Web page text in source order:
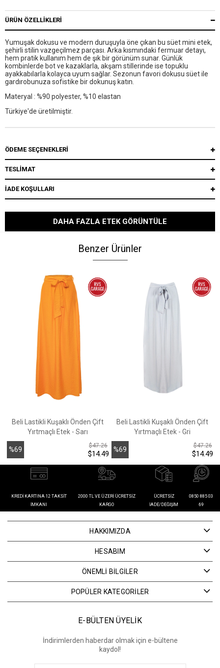
ÜRÜN ÖZELLIKLERI
Yumuşak dokusu ve modern duruşuyla öne çıkan bu süet mini etek,
şehirli stilin vazgeçilmez parçası. Arka kısmındaki fermuar detayı,
hem pratik kullanım hem de şık bir görünüm sunar. Günlük
kombinlerde bot ve kazaklarla, akşam stillerinde ise topuklu
ayakkabılarla kolayca uyum sağlar. Sezonun favori dokusu süet ile
gardırobunuza sofistike bir dokunuş katın.
Materyal : %90 polyester, %10 elastan
Türkiye'de üretilmiştir.
ÖDEME SEÇENEKLERI
TESLİMAT
İADE KOŞULLARI
DAHA FAZLA ETEK GÖRÜNTÜLE
Benzer Ürünler
Beli Lastikli Kuşaklı Önden Çift
Yırtmaçlı Etek - Sarı
%69
İndirim
$14.49
$47.26
Beli Lastikli Kuşaklı Önden Çift
Yırtmaçlı Etek - Gri
%69
İndirim
$14.49
$47.26
KREDI KARTINA 12 TAKSIT
İMKANI
2000 TL VE ÜZERI ÜCRETSIZ
KARGO
ÜCRETSIZ
İADE/DEĞIŞIM
0850 885 03
69
HAKKIMIZDA
HESABIM
ÖNEMLİ BİLGİLER
POPÜLER KATEGORİLER
E-BÜLTEN ÜYELİK
İndirimlerden haberdar olmak için e-bültene
kaydol!